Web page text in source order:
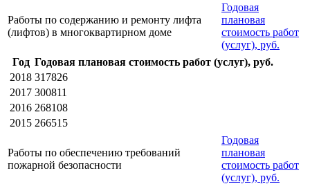
Работы по содержанию и ремонту лифта
(лифтов) в многоквартирном доме
Годовая
плановая
стоимость работ
(услуг), руб.
Год Годовая плановая стоимость работ (услуг), руб.
2018 317826
2017 300811
2016 268108
2015 266515
Работы по обеспечению требований
пожарной безопасности
Годовая
плановая
стоимость работ
(услуг), руб.